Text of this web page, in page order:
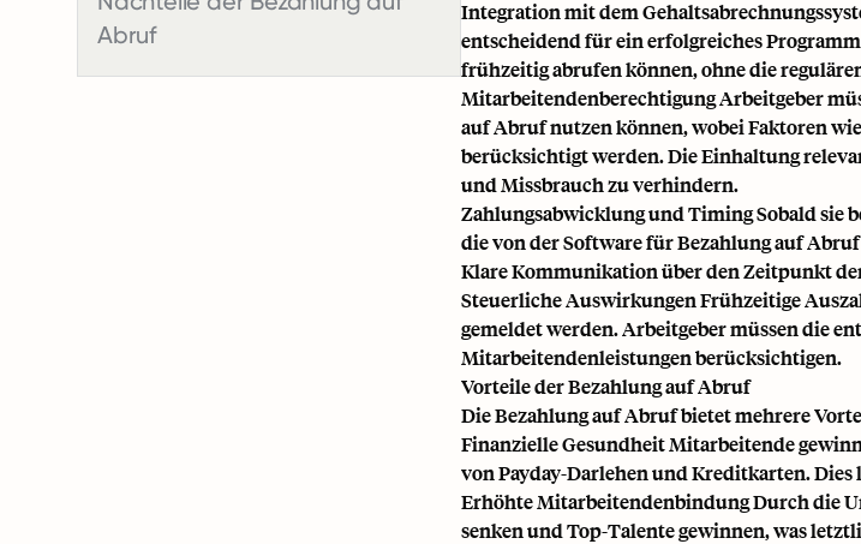
Abruf
Integration mit dem
entscheidend für ein erfolgreiches
frühzeitig abrufen können, ohne die
Mitarbeitendenberechtigung Arbeitgeber
auf Abruf nutzen können, wobei Faktoren
berücksichtigt werden. Die Einhaltung
und Missbrauch zu verhindern.
Zahlungsabwicklung und Timing Sobald sie
die von der Software für Bezahlung auf
Klare Kommunikation über den Zeitpunkt
Steuerliche Auswirkungen Frühzeitige
gemeldet werden. Arbeitgeber müssen die
Mitarbeitendenleistungen berücksichtigen.
Vorteile der Bezahlung auf Abruf
Die Bezahlung auf Abruf bietet mehrere
Finanzielle Gesundheit Mitarbeitende
von Payday-Darlehen und Kreditkarten.
Erhöhte Mitarbeitendenbindung Durch die
senken und Top-Talente gewinnen, was